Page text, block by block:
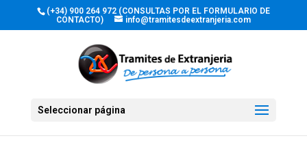
(+34) 900 264 972 (CONSULTAS POR EL FORMULARIO DE
CONTACTO)
info@tramitesdeextranjeria.com
Seleccionar página